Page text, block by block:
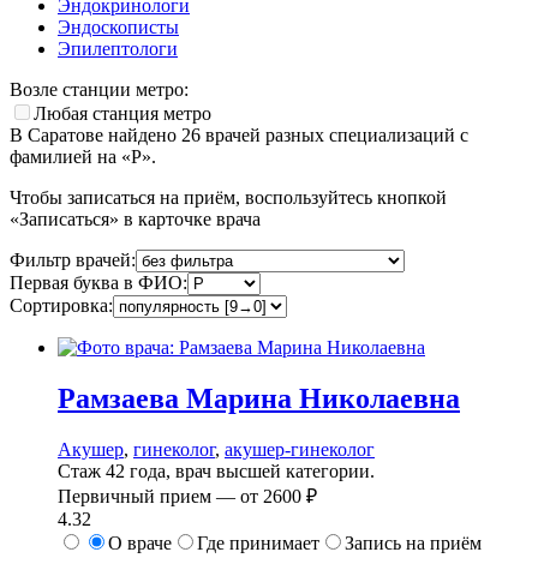
Эндокринологи
Эндоскописты
Эпилептологи
Возле станции метро:
Любая станция метро
В Саратове найдено 26 врачей разных специализаций с
фамилией на «Р».
Чтобы записаться на приём, воспользуйтесь кнопкой
«Записаться» в карточке врача
Фильтр врачей:
Первая буква в ФИО:
Сортировка:
Рамзаева Марина Николаевна
Акушер, гинеколог, акушер-гинеколог
Стаж 42 года, врач высшей категории.
Первичный прием — от 2600 ₽
4.32
О враче
Где принимает Запись на приём